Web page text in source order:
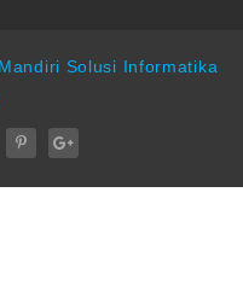
Mandiri Solusi Informatika